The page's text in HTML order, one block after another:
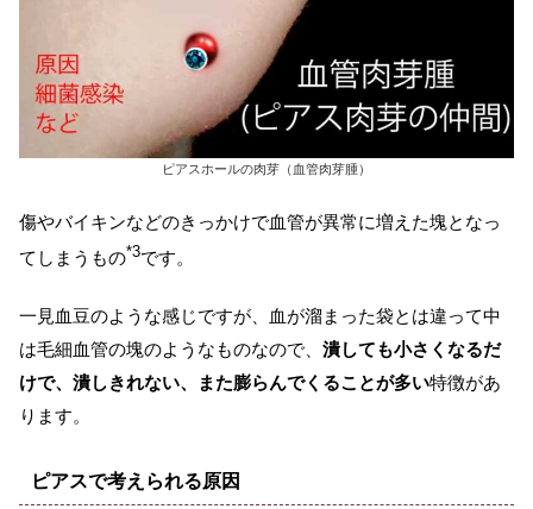
ピアスホールの肉芽（血管肉芽腫）
傷やバイキンなどのきっかけで血管が異常に増えた塊となっ
てしまうもの*3です。
一見血豆のような感じですが、血が溜まった袋とは違って中
は毛細血管の塊のようなものなので、 潰しても小さくなるだ
けで、潰しきれない、また膨らんでくることが多い特徴があ
ります。
ピアスで考えられる原因